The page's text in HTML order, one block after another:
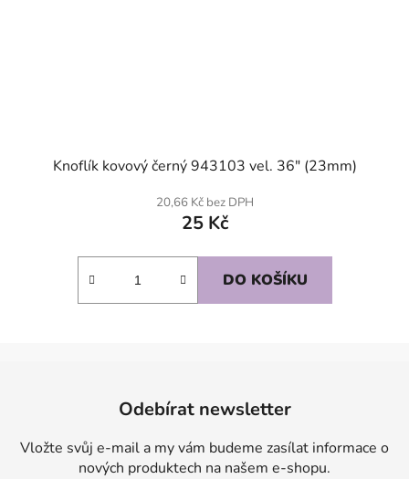
Knoflík kovový černý 943103 vel. 36" (23mm)
20,66 Kč bez DPH
25 Kč
DO KOŠÍKU
Odebírat newsletter
Vložte svůj e-mail a my vám budeme zasílat informace o
nových produktech na našem e-shopu.